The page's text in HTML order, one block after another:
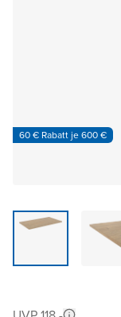
60 € Rabatt je 600 €